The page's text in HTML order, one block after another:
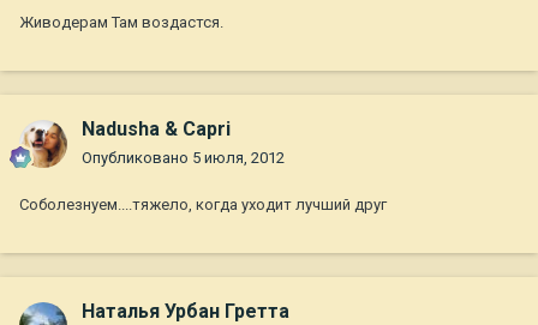
Живодерам Там воздастся.
Nadusha & Capri
Опубликовано 5 июля, 2012
Соболезнуем....тяжело, когда уходит лучший друг
Наталья Урбан Гретта